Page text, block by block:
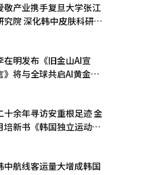
敬产业携手复旦大学张江
究院 深化韩中皮肤科研合
在明发布《旧金山AI宣
》将与全球共启AI黄金时
十余年寻访安重根足迹 金
培新书《韩国独立运动圣
中航线客运量大增成韩国